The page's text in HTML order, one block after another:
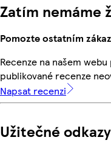
Zatím nemáme
Pomozte ostatním
Recenze na našem
publikované recenze
Napsat recenzi
Užitečné odkazy